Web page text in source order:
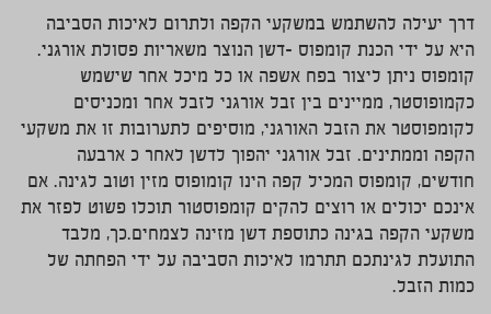
דרך יעילה להשתמש במשקעי הקפה ולתרום לאיכות הסביבה
היא על ידי הכנת קומפוס -דשן הנוצר משאריות פסולת אורגני.
קומפוס ניתן ליצור בפח אשפה או כל מיכל אחר שישמש
כקמופוסטר, ממיינים בין זבל אורגני לזבל אחר ומכניסים
לקומפוסטר את הזבל האורגני, מוסיפים לתערובות זו את משקעי
הקפה וממתינים. זבל אורגני יהפוך לדשן לאחר כ ארבעה
חודשים, קומפוס המכיל קפה הינו קומופוס מזין וטוב לגינה. אם
אינכם יכולים או רוצים להקים קומפוסטור תוכלו פשוט לפזר את
משקעי הקפה בגינה כתוספת דשן מזינה לצמחים.כך, מלבד
התועלת לגינתכם תתרמו לאיכות הסביבה על ידי הפחתה של
כמות הזבל.